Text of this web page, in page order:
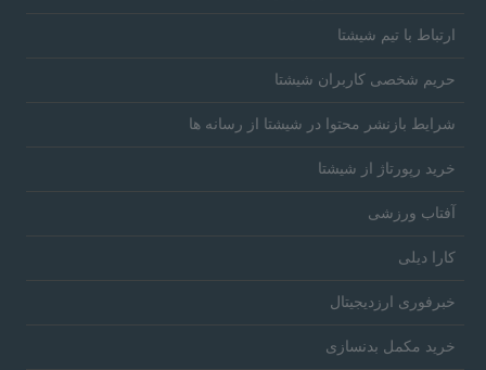
ارتباط با تیم شیشتا
حریم شخصی کاربران شیشتا
شرایط بازنشر محتوا در شیشتا از رسانه ها
خرید رپورتاژ از شیشتا
آفتاب ورزشی
کارا دیلی
خبرفوری ارزدیجیتال
خرید مکمل بدنسازی